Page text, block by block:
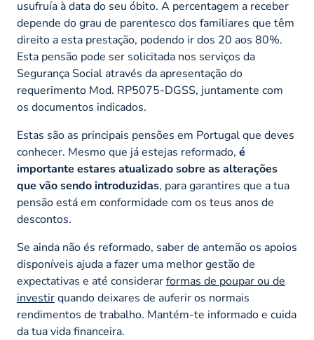
usufruía à data do seu óbito. A percentagem a receber
depende do grau de parentesco dos familiares que têm
direito a esta prestação, podendo ir dos 20 aos 80%.
Esta pensão pode ser solicitada nos serviços da
Segurança Social através da apresentação do
requerimento Mod. RP5075-DGSS, juntamente com
os documentos indicados.
Estas são as principais pensões em Portugal que deves
conhecer. Mesmo que já estejas reformado, é
importante estares atualizado sobre as alterações
que vão sendo introduzidas, para garantires que a tua
pensão está em conformidade com os teus anos de
descontos.
Se ainda não és reformado, saber de antemão os apoios
disponíveis ajuda a fazer uma melhor gestão de
expectativas e até considerarformas de poupar ou de
investirquando deixares de auferir os normais
rendimentos de trabalho. Mantém-te informado e cuida
da tua vida financeira.